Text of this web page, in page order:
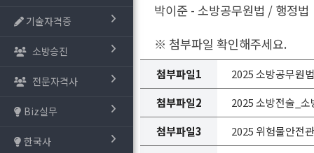
기술자격증
소방승진
전문자격사
Biz실무
한국사
박이준 - 소방공무원법 / 행정법
※ 첨부파일 확인해주세요.
첨부파일1
2025 소방공무원
첨부파일2
2025 소방전술_
첨부파일3
2025 위험물안전